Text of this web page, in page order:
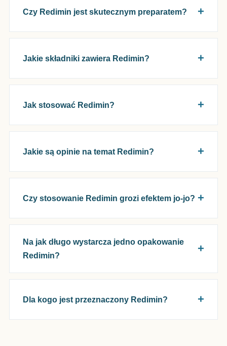
Czy Redimin jest skutecznym preparatem?
Jakie składniki zawiera Redimin?
Jak stosować Redimin?
Jakie są opinie na temat Redimin?
Czy stosowanie Redimin grozi efektem jo-jo?
Na jak długo wystarcza jedno opakowanie
Redimin?
Dla kogo jest przeznaczony Redimin?